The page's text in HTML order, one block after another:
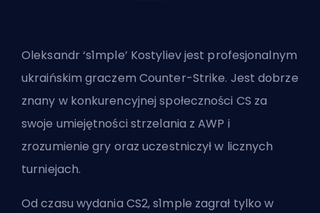
Oleksandr ‘s1mple’ Kostylievjest profesjonalnym
ukraińskim graczem Counter-Strike. Jest dobrze
znany w konkurencyjnej społeczności CS za
swoje umiejętności strzelania z AWP i
zrozumienie gry oraz uczestniczył w licznych
turniejach.
Od czasu wydania CS2, s1mple zagrał tylko w